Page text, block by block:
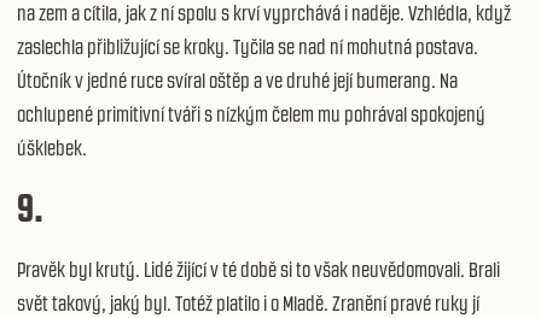
na zem a cítila, jak z ní spolu s krví vyprchává i naděje. Vzhlédla, když
zaslechla přibližující se kroky. Tyčila se nad ní mohutná postava.
Útočník v jedné ruce svíral oštěp a ve druhé její bumerang. Na
ochlupené primitivní tváři s nízkým čelem mu pohrával spokojený
úšklebek.
9.
Pravěk byl krutý. Lidé žijící v té době si to však neuvědomovali. Brali
svět takový, jaký byl. Totéž platilo i o Mladě. Zranění pravé ruky jí